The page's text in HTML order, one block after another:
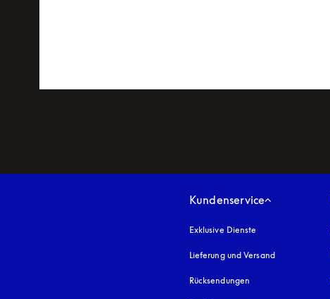
Kundenservice
Exklusive Dienste
Lieferung und Versand
Rücksendungen